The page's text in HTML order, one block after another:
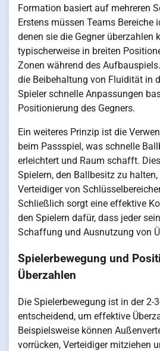
Formation basiert auf mehreren
Erstens müssen Teams Bereiche
denen sie die Gegner überzahlen
typischerweise in breiten
Zonen während des
die Beibehaltung von Fluidität in
Spieler schnelle Anpassungen
Positionierung des Gegners.
Ein weiteres Prinzip ist die
beim Passspiel, was schnelle
erleichtert und Raum schafft.
Spielern, den Ballbesitz zu
Verteidiger von
Schließlich sorgt eine effektive
den Spielern dafür, dass jeder
Schaffung und Ausnutzung von
Spielerbewegung und
Überzahlen
Die Spielerbewegung ist in der 2-
entscheidend, um effektive
Beispielsweise können
vorrücken, Verteidiger mitziehen